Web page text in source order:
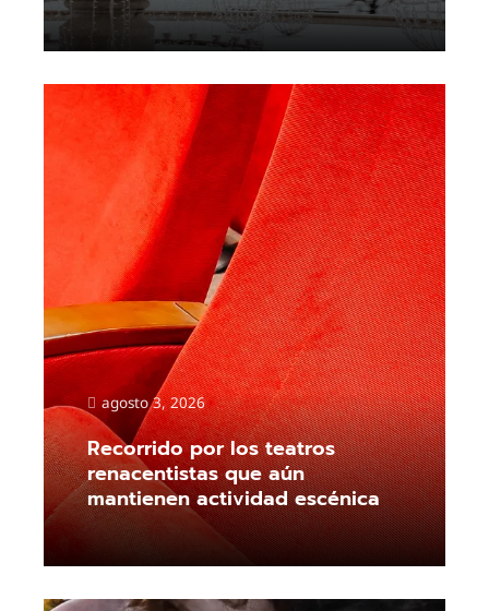
Read More
agosto 3, 2026
Recorrido por los teatros
renacentistas que aún
mantienen actividad escénica
Read More